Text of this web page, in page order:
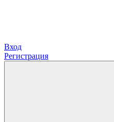
Вход
Регистрация